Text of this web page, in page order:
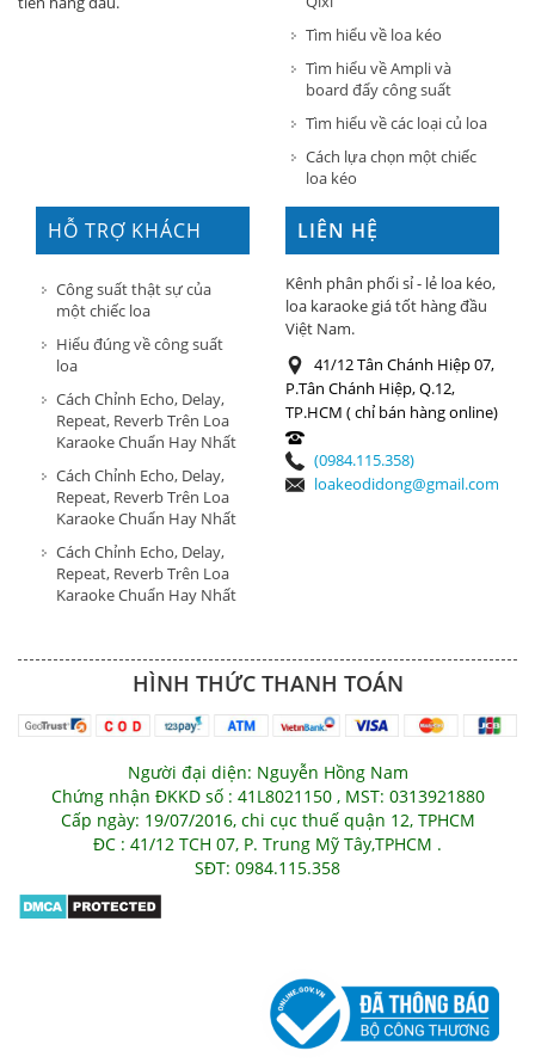
Tìm hiểu về loa kéo
Tìm hiểu về Ampli và
board đẩy công suất
Tìm hiểu về các loại củ loa
Cách lựa chọn một chiếc
loa kéo
HỖ TRỢ KHÁCH
HÀNG
Công suất thật sự của
một chiếc loa
Hiểu đúng về công suất
loa
Cách Chỉnh Echo, Delay,
Repeat, Reverb Trên Loa
Karaoke Chuẩn Hay Nhất
Cách Chỉnh Echo, Delay,
Repeat, Reverb Trên Loa
Karaoke Chuẩn Hay Nhất
Cách Chỉnh Echo, Delay,
Repeat, Reverb Trên Loa
Karaoke Chuẩn Hay Nhất
LIÊN HỆ
Kênh phân phối sỉ - lẻ loa kéo,
loa karaoke giá tốt hàng đầu
Việt Nam.
41/12 Tân Chánh Hiệp 07,
P.Tân Chánh Hiệp, Q.12,
TP.HCM ( chỉ bán hàng online)
(0984.115.358)
loakeodidong@gmail.com
HÌNH THỨC THANH TOÁN
Người đại diện: Nguyễn Hồng Nam
Chứng nhận ĐKKD số : 41L8021150 , MST: 0313921880
Cấp ngày: 19/07/2016, chi cục thuế quận 12, TPHCM
ĐC : 41/12 TCH 07, P. Trung Mỹ Tây,TPHCM .
SĐT: 0984.115.358